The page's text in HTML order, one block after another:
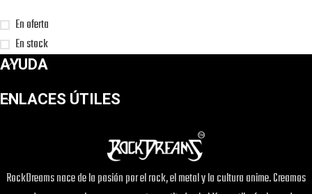
En oferta
En stock
AYUDA
ENLACES ÚTILES
RockDreams nace de la pasión por el rock, el metal y la cultura anime. Creamos